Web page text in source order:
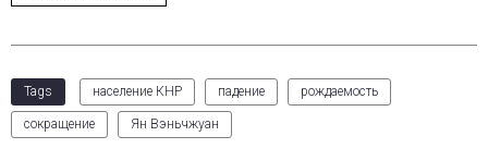
Tags население КНР падение рождаемость
сокращение Ян Вэньчжуан